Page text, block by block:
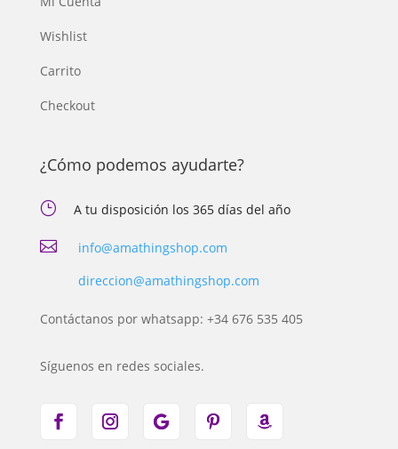
Wishlist
Carrito
Checkout
¿Cómo podemos ayudarte?
} A tu disposición los 365 días del año

info@amathingshop.com
direccion@amathingshop.com
Contáctanos por whatsapp: +34 676 535 405
Síguenos en redes sociales.